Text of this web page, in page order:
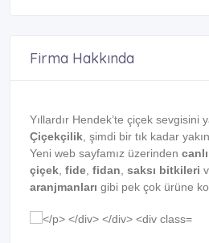
Firma Hakkında
Yıllardır Hendek’te çiçek sevgisini
Çiçekçilik , şimdi bir tık kadar
Yeni web sayfamız üzerinden canlı
çiçek fide fidan saksı bitkileri
aranjmanları gibi pek çok ürüne